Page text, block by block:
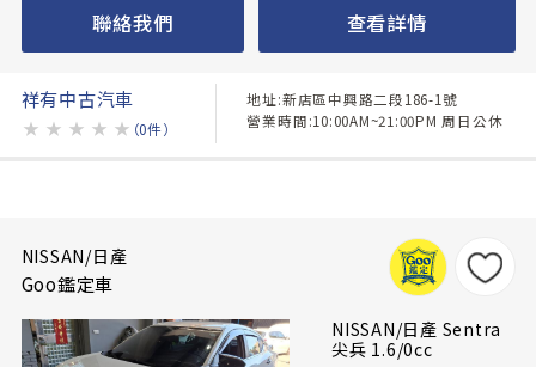
聯絡我們 查看詳情
祥有中古汽車
★ ★ ★ ★ ★ （0件）
地址:新店區中興路二段186-1號
營業時間:10:00AM~21:00PM 周日公休
NISSAN/日產
Goo鑑定車
NISSAN/日產 Sentra
尖兵 1.6/0cc